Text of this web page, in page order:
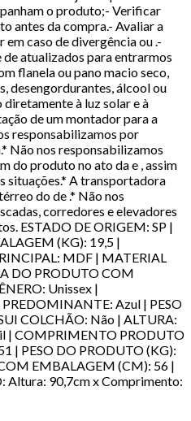
o produto;- Verificar
antes da compra.- Avaliar a
caso de divergência ou .-
atualizados para entrarmos
flanela ou pano macio seco,
desengordurantes, álcool ou
à luz solar e à
de um montador para a
responsabilizamos por
Não nos responsabilizamos
do produto no ato da e , assim
situações.* A transportadora
do de .* Não nos
corredores e elevadores
ESTADO DE ORIGEM: SP |
(KG): 19,5 |
MDF | MATERIAL
DO PRODUTO COM
Unissex |
Azul | PESO
COLCHÃO: Não | ALTURA:
| COMPRIMENTO PRODUTO
| PESO DO PRODUTO (KG):
EMBALAGEM (CM): 56 |
Altura: 90,7cm x Comprimento: